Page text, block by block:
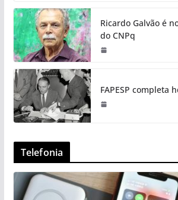
Ricardo Galvão é
do CNPq
FAPESP completa
Telefonia